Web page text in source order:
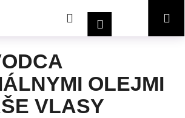
HľadaťPrihlásenieNákupný
OLEJMI
VLASY